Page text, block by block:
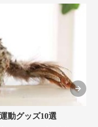
動グッズ10選
Next